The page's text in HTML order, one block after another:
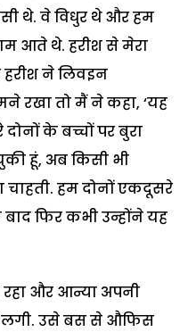
थे. वे विधुर थे और हम
आते थे. हरीश से मेरा
ने लिवइन
रखा तो मैं ने कहा, ‘यह
के बच्चों पर बुरा
हूं, अब किसी भी
हम दोनों एकदूसरे
फिर कभी उन्होंने यह
रहा और आन्या अपनी
लगी. उसे बस से औफिस